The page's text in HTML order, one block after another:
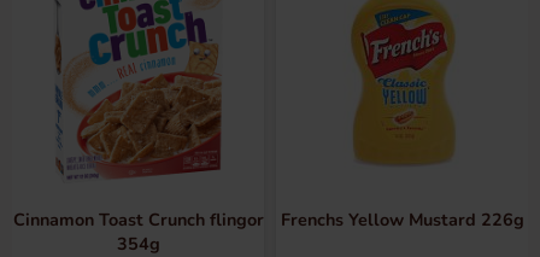
Cinnamon Toast Crunch flingor
354g
Frenchs Yellow Mustard 226g